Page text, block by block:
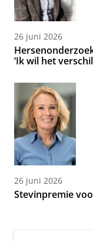
26 juni 2026
‘Ik wil het
26 juni 2026
Stevinpremie